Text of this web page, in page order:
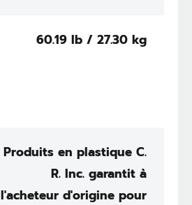
60.19 lb / 27.30 kg
Produits en plastique C.
R. Inc. garantit à
l'acheteur d'origine pour